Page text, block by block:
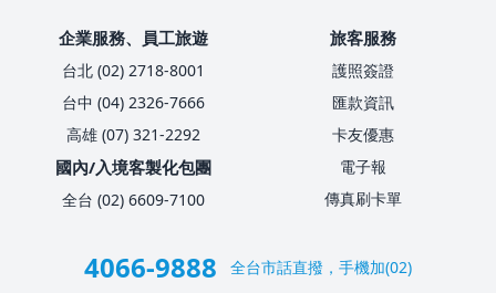
企業服務、員工旅遊
台北 (02) 2718-8001
台中 (04) 2326-7666
高雄 (07) 321-2292
國內/入境客製化包團
全台 (02) 6609-7100
旅客服務
護照簽證
匯款資訊
卡友優惠
電子報
傳真刷卡單
4066-9888 全台市話直撥，手機加(02)